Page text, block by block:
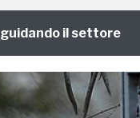
il settore